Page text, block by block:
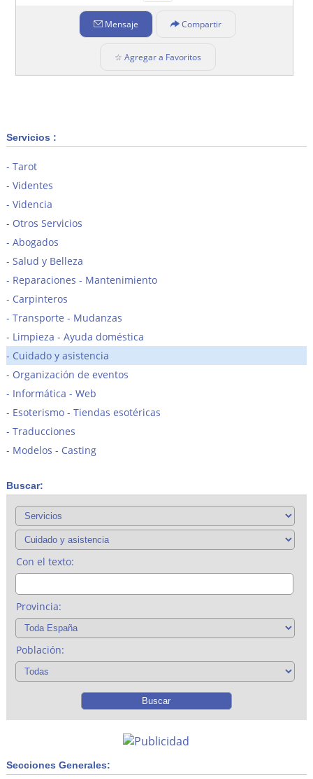
Mensaje Compartir
☆ Agregar a Favoritos
Servicios :
Tarot
Videntes
Videncia
Otros Servicios
Abogados
Salud y Belleza
Reparaciones - Mantenimiento
Carpinteros
Transporte - Mudanzas
Limpieza - Ayuda doméstica
Cuidado y asistencia
Organización de eventos
Informática - Web
Esoterismo - Tiendas esotéricas
Traducciones
Modelos - Casting
Buscar:
Con el texto:
Provincia:
Población:
Secciones Generales: